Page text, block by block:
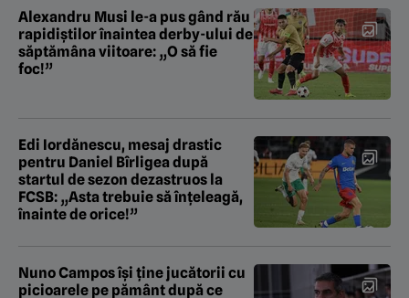
Alexandru Musi le-a pus gând rău
rapidiștilor înaintea derby-ului de
săptămâna viitoare: „O să fie
foc!”
Edi Iordănescu, mesaj drastic
pentru Daniel Bîrligea după
startul de sezon dezastruos la
FCSB: „Asta trebuie să înțeleagă,
înainte de orice!”
Nuno Campos își ține jucătorii cu
picioarele pe pământ după ce